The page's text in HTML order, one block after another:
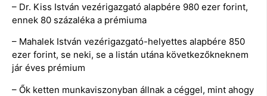
– Dr. Kiss István vezérigazgató alapbére 980 ezer forint,
ennek 80 százaléka a prémiuma
– Mahalek István vezérigazgató-helyettes alapbére 850
ezer forint, se neki, se a listán utána következőkneknem
jár éves prémium
– Ők ketten munkaviszonyban állnak a céggel, mint ahogy